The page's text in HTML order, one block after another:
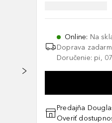
Online: Na
Doprava
Doručenie: pi,
Predajňa
Overiť